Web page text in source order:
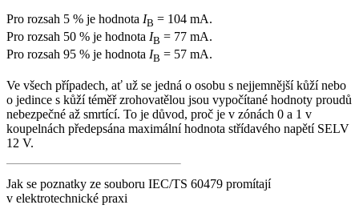
Pro rozsah 5 % je hodnota IB = 104 mA.
Pro rozsah 50 % je hodnota IB = 77 mA.
Pro rozsah 95 % je hodnota IB = 57 mA.
Ve všech případech, ať už se jedná o osobu s nejjemnější kůží nebo
o jedince s kůží téměř zrohovatělou jsou vypočítané hodnoty proudů
nebezpečné až smrtící. To je důvod, proč je v zónách 0 a 1 v
koupelnách předepsána maximální hodnota střídavého napětí SELV
12 V.
Jak se poznatky ze souboru IEC/TS 60479 promítají
v elektrotechnické praxi